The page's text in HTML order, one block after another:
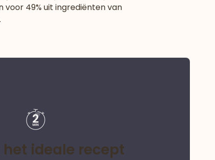
voor 49% uit ingrediënten van
ideale recept